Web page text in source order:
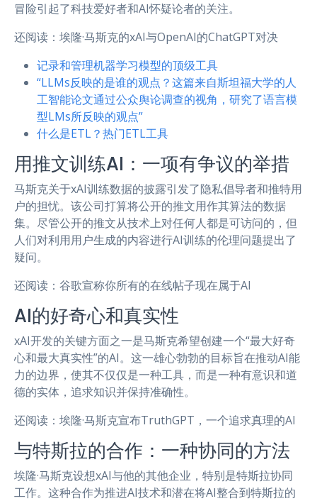
冒险引起了科技爱好者和AI怀疑论者的关注。
还阅读：埃隆·马斯克的xAI与OpenAI的ChatGPT对决
记录和管理机器学习模型的顶级工具
“LLMs反映的是谁的观点？这篇来自斯坦福大学的人
工智能论文通过公众舆论调查的视角，研究了语言模
型LMs所反映的观点”
什么是ETL？热门ETL工具
用推文训练AI：一项有争议的举措
马斯克关于xAI训练数据的披露引发了隐私倡导者和推特用
户的担忧。该公司打算将公开的推文用作其算法的数据
集。尽管公开的推文从技术上对任何人都是可访问的，但
人们对利用用户生成的内容进行AI训练的伦理问题提出了
疑问。
还阅读：谷歌宣称你所有的在线帖子现在属于AI
AI的好奇心和真实性
xAI开发的关键方面之一是马斯克希望创建一个“最大好奇
心和最大真实性”的AI。这一雄心勃勃的目标旨在推动AI能
力的边界，使其不仅仅是一种工具，而是一种有意识和道
德的实体，追求知识并保持准确性。
还阅读：埃隆·马斯克宣布TruthGPT，一个追求真理的AI
与特斯拉的合作：一种协同的方法
埃隆·马斯克设想xAI与他的其他企业，特别是特斯拉协同
工作。这种合作为推进AI技术和潜在将AI整合到特斯拉的